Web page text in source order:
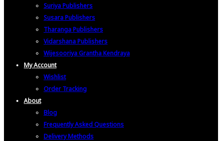
Suriya Publishers
Susara Publishers
Tharanga Publishers
Vidarshana Publishers
Wijesooriya Grantha Kendraya
My Account
Wishlist
Order Tracking
About
Blog
Frequently Asked Questions
Delivery Methods